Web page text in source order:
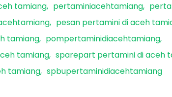
tamiang
pertaminiacehtamiang
pesan pertamini di aceh
tamiang
pompertaminidiacehtamiang
tamiang sparepart pertamini di aceh
tamiang spbupertaminidiacehtamiang